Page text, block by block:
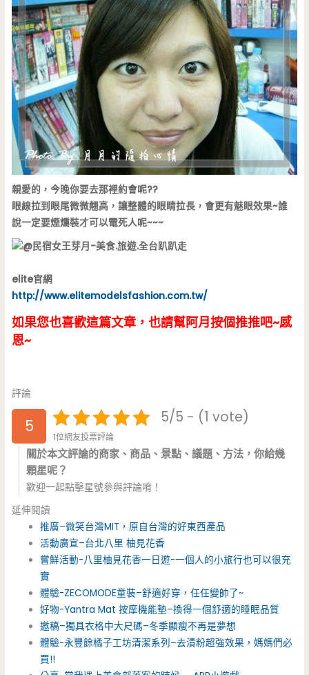
親愛的，今晚你要去那裡約會呢??
眼線拉到眼尾微微翹高，讓整體的眼睛拉長，會更有魅眼效果~誰
說一定要煙燻裝才可以電死人呢~~~
elite官網
http://www.elitemodelsfashion.com.tw/
如果您也喜歡這篇文章，也請幫阿月按個推推吧~感
恩~
評論
5 5/5 - (1 vote)
1位網友投票評論
關於本文評論的商家、商品、景點、議題、方法，你給幾
顆星呢？
歡迎一起點擊星號參與評論唷！
延伸閱讀
推廣–微笑台灣MIT，原自台灣的好東西產品
活動廣宣–台北八里 柚見花香
嘗鮮活動-八里柚見花香一日遊-一個人的小旅行也可以很充
實
體驗-ZECOMODE童裝–舒適好穿，任任變帥了~
好物-Yantra Mat 按摩機能墊–換得一個舒適的睡眠品質
邀稿–獨具衣格中大尺碼–冬季顯瘦不再是夢想
體驗-永豐餘橘子工坊清潔系列–去漬粉超強效果，媽媽們必
買!!